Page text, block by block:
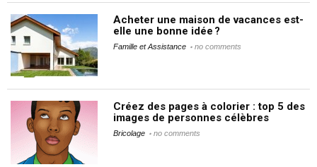
Acheter une maison de vacances est-
elle une bonne idée ?
Famille et Assistance no comments
Créez des pages à colorier : top 5 des
images de personnes célèbres
Bricolage no comments